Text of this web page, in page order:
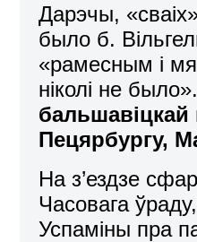
Дарэчы,
было б.
«рамесным і
ніколі не
бальшавіцкай
Пецярбургу,
На з’ездзе
Часовага
Успаміны пра